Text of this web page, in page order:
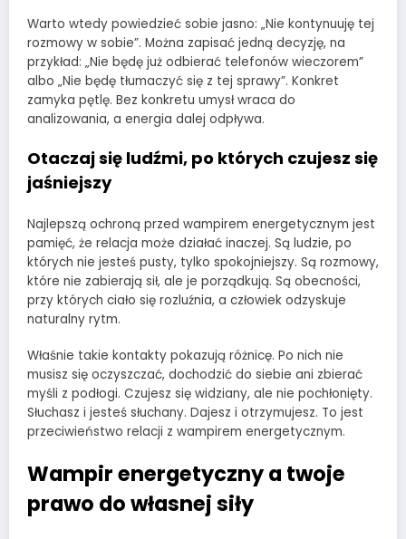
Warto wtedy powiedzieć sobie jasno: „Nie kontynuuję tej
rozmowy w sobie”. Można zapisać jedną decyzję, na
przykład: „Nie będę już odbierać telefonów wieczorem”
albo „Nie będę tłumaczyć się z tej sprawy”. Konkret
zamyka pętlę. Bez konkretu umysł wraca do
analizowania, a energia dalej odpływa.
Otaczaj się ludźmi, po których czujesz się
jaśniejszy
Najlepszą ochroną przed wampirem energetycznym jest
pamięć, że relacja może działać inaczej. Są ludzie, po
których nie jesteś pusty, tylko spokojniejszy. Są rozmowy,
które nie zabierają sił, ale je porządkują. Są obecności,
przy których ciało się rozluźnia, a człowiek odzyskuje
naturalny rytm.
Właśnie takie kontakty pokazują różnicę. Po nich nie
musisz się oczyszczać, dochodzić do siebie ani zbierać
myśli z podłogi. Czujesz się widziany, ale nie pochłonięty.
Słuchasz i jesteś słuchany. Dajesz i otrzymujesz. To jest
przeciwieństwo relacji z wampirem energetycznym.
Wampir energetyczny a twoje
prawo do własnej siły